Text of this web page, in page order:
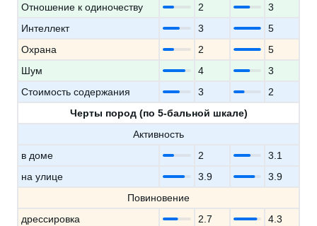
Отношение к одиночеству
2
3
Интеллект
3
5
Охрана
2
5
Шум
4
3
Стоимость содержания
3
2
Черты пород (по 5-бальной шкале)
Активность
в доме
2
3.1
на улице
3.9
3.9
Повиновение
дрессировка
2.7
4.3